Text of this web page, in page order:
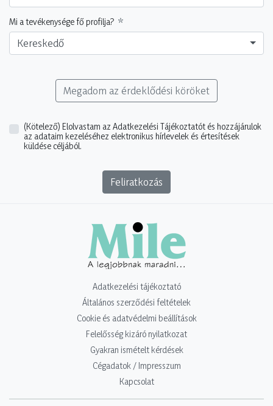
Mi a tevékenysége fő profilja?
Kereskedő
Megadom az érdeklődési köröket
(Kötelező) Elolvastam az Adatkezelési Tájékoztatót és hozzájárulok
az adataim kezeléséhez elektronikus hírlevelek és értesítések
küldése céljából.
Feliratkozás
Adatkezelési tájékoztató
Általános szerződési feltételek
Cookie és adatvédelmi beállítások
Felelősség kizáró nyilatkozat
Gyakran ismételt kérdések
Cégadatok / Impresszum
Kapcsolat